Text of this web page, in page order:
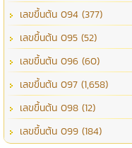
เลขขึ้นต้น 094 (377)
เลขขึ้นต้น 095 (52)
เลขขึ้นต้น 096 (60)
เลขขึ้นต้น 097 (1,658)
เลขขึ้นต้น 098 (12)
เลขขึ้นต้น 099 (184)